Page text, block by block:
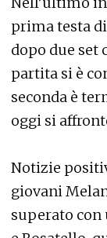
prima testa
dopo due set
partita si è
seconda è
oggi si
Notizie
giovani
superato con